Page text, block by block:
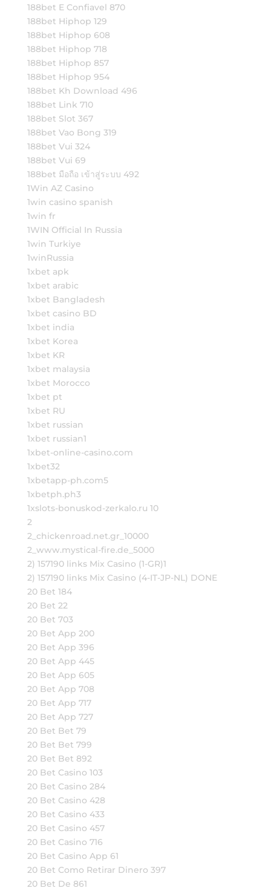
188bet E Confiavel 870
188bet Hiphop 129
188bet Hiphop 608
188bet Hiphop 718
188bet Hiphop 857
188bet Hiphop 954
188bet Kh Download 496
188bet Link 710
188bet Slot 367
188bet Vao Bong 319
188bet Vui 324
188bet Vui 69
188bet มือถือ เข้าสู่ระบบ 492
1Win AZ Casino
1win casino spanish
1win fr
1WIN Official In Russia
1win Turkiye
1winRussia
1xbet apk
1xbet arabic
1xbet Bangladesh
1xbet casino BD
1xbet india
1xbet Korea
1xbet KR
1xbet malaysia
1xbet Morocco
1xbet pt
1xbet RU
1xbet russian
1xbet russian1
1xbet-online-casino.com
1xbet32
1xbetapp-ph.com5
1xbetph.ph3
1xslots-bonuskod-zerkalo.ru 10
2
2_chickenroad.net.gr_10000
2_www.mystical-fire.de_5000
2) 157190 links Mix Casino (1-GR)1
2) 157190 links Mix Casino (4-IT-JP-NL) DONE
20 Bet 184
20 Bet 22
20 Bet 703
20 Bet App 200
20 Bet App 396
20 Bet App 445
20 Bet App 605
20 Bet App 708
20 Bet App 717
20 Bet App 727
20 Bet Bet 79
20 Bet Bet 799
20 Bet Bet 892
20 Bet Casino 103
20 Bet Casino 284
20 Bet Casino 428
20 Bet Casino 433
20 Bet Casino 457
20 Bet Casino 716
20 Bet Casino App 61
20 Bet Como Retirar Dinero 397
20 Bet De 861